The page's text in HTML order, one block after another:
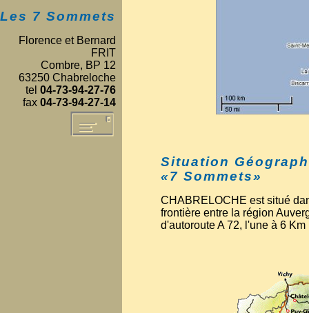
Les 7 Sommets
Florence et Bernard
FRIT
Combre, BP 12
63250 Chabreloche
tel 04-73-94-27-76
fax 04-73-94-27-14
Situation
«7 Sommets»
CHABRELOCHE est situé
frontière entre la région
d'autoroute A 72, l'une à 6